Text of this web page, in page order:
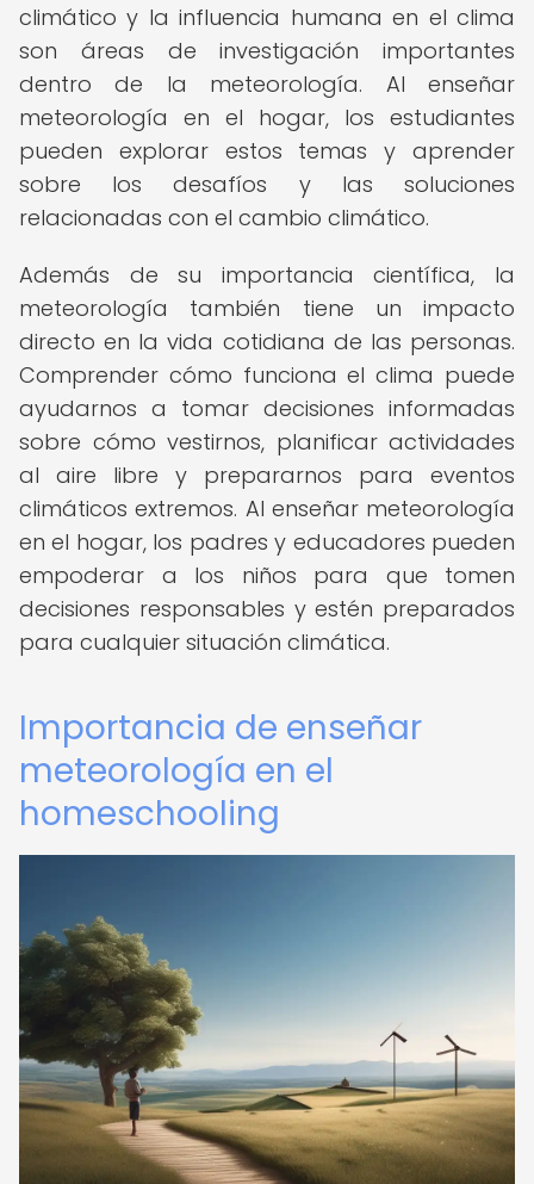
climático y la influencia humana en el clima
son áreas de investigación importantes
dentro de la meteorología. Al enseñar
meteorología en el hogar, los estudiantes
pueden explorar estos temas y aprender
sobre los desafíos y las soluciones
relacionadas con el cambio climático.
Además de su importancia científica, la
meteorología también tiene un impacto
directo en la vida cotidiana de las personas.
Comprender cómo funciona el clima puede
ayudarnos a tomar decisiones informadas
sobre cómo vestirnos, planificar actividades
al aire libre y prepararnos para eventos
climáticos extremos. Al enseñar meteorología
en el hogar, los padres y educadores pueden
empoderar a los niños para que tomen
decisiones responsables y estén preparados
para cualquier situación climática.
Importancia de enseñar
meteorología en el
homeschooling